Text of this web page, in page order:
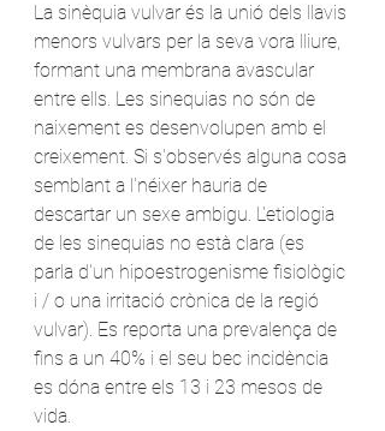
La sinèquia vulvar és la unió dels llavis
menors vulvars per la seva vora lliure,
formant una membrana avascular
entre ells. Les sinequias no són de
naixement es desenvolupen amb el
creixement. Si s'observés alguna cosa
semblant a l'néixer hauria de
descartar un sexe ambigu. L'etiologia
de les sinequias no està clara (es
parla d'un hipoestrogenisme fisiològic
i / o una irritació crònica de la regió
vulvar). Es reporta una prevalença de
fins a un 40% i el seu bec incidència
es dóna entre els 13 i 23 mesos de
vida.